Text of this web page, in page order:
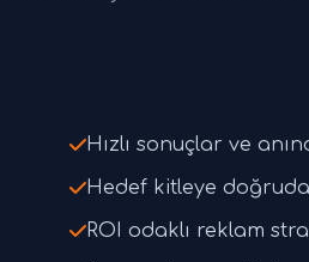
Hızlı sonuçlar ve
Hedef kitleye
ROI odaklı reklam